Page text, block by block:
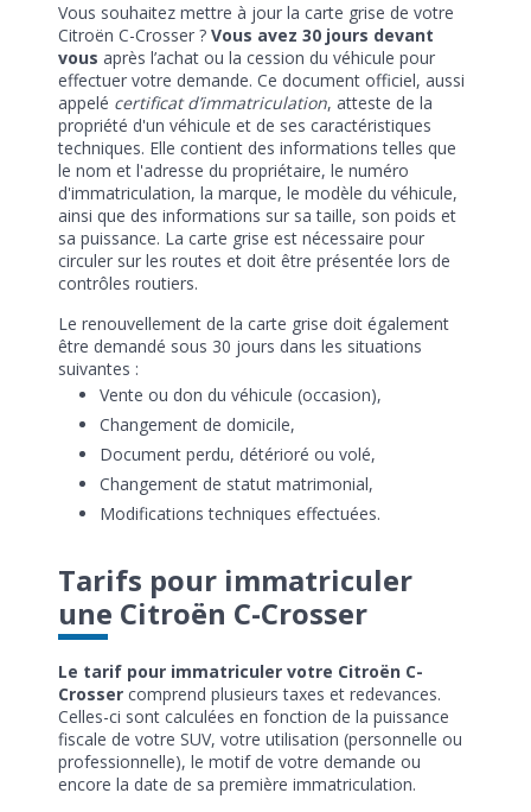
Vous souhaitez mettre à jour la carte grise de votre
Citroën C-Crosser ? Vous avez 30 jours devant
vous après l’achat ou la cession du véhicule pour
effectuer votre demande. Ce document officiel, aussi
appelé certificat d’immatriculation, atteste de la
propriété d'un véhicule et de ses caractéristiques
techniques. Elle contient des informations telles que
le nom et l'adresse du propriétaire, le numéro
d'immatriculation, la marque, le modèle du véhicule,
ainsi que des informations sur sa taille, son poids et
sa puissance. La carte grise est nécessaire pour
circuler sur les routes et doit être présentée lors de
contrôles routiers.
Le renouvellement de la carte grise doit également
être demandé sous 30 jours dans les situations
suivantes :
Vente ou don du véhicule (occasion),
Changement de domicile,
Document perdu, détérioré ou volé,
Changement de statut matrimonial,
Modifications techniques effectuées.
Tarifs pour immatriculer
une Citroën C-Crosser
Le tarif pour immatriculer votre Citroën C-
Crossercomprend plusieurs taxes et redevances.
Celles-ci sont calculées en fonction de la puissance
fiscale de votre SUV, votre utilisation (personnelle ou
professionnelle), le motif de votre demande ou
encore la date de sa première immatriculation.